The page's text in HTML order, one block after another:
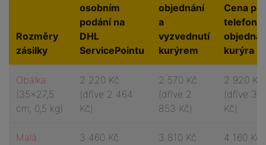
Rozměry
zásilky
osobním
podání na
DHL
ServicePointu
objednání
a
vyzvednutí
kurýrem
Cena při
kurýra
Obálka
(35x27,5
cm; 0,5 kg)
2 220 Kč
(dříve 2 464
Kč)
2 570 Kč
(dříve 2
853 Kč)
2 920 Kč
(dříve 3
Kč)
Malá
3 460 Kč
3 810 Kč
4 160 Kč